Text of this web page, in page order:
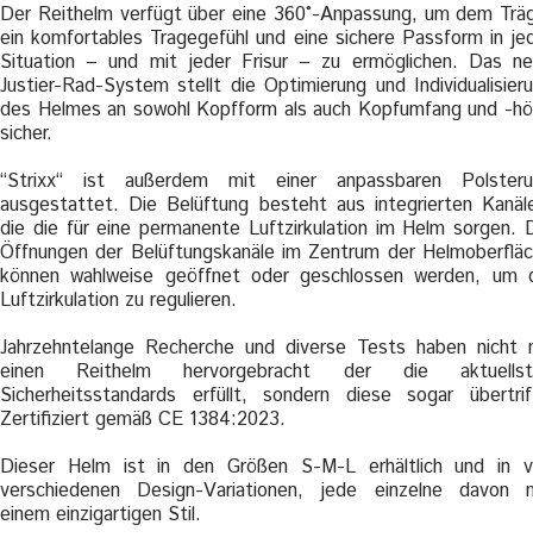
Der Reithelm verfügt über eine 360°-Anpassung, um dem
ein komfortables Tragegefühl und eine sichere Passform in
Situation – und mit jeder Frisur – zu ermöglichen. Das
Justier-Rad-System stellt die Optimierung und
des Helmes an sowohl Kopfform als auch Kopfumfang und -
sicher.
“Strixx“ ist außerdem mit einer anpassbaren
ausgestattet. Die Belüftung besteht aus integrierten
die die für eine permanente Luftzirkulation im Helm sorgen.
Öffnungen der Belüftungskanäle im Zentrum der
können wahlweise geöffnet oder geschlossen werden, um
Luftzirkulation zu regulieren.
Jahrzehntelange Recherche und diverse Tests haben nicht
einen Reithelm hervorgebracht der die
Sicherheitsstandards erfüllt, sondern diese sogar
Zertifiziert gemäß CE 1384:2023.
Dieser Helm ist in den Größen S-M-L erhältlich und in
verschiedenen Design-Variationen, jede einzelne davon
einem einzigartigen Stil.